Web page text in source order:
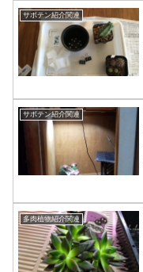
サボテン紹介関連
サボテン紹介関連
多肉植物紹介関連